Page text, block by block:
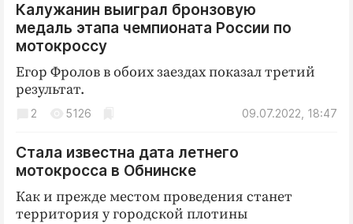
Новости компаний
Статьи
Народные новости
Авто и транспорт
Благоустройство
Культура
Недвижимость и ЖКХ
Образование
Калужанин выиграл бронзовую
медаль этапа чемпионата России по
мотокроссу
Егор Фролов в обоих заездах показал третий
результат.
09.07.2022, 18:47
2 5126
Стала известна дата летнего
мотокросса в Обнинске
Как и прежде местом проведения станет
территория у городской плотины